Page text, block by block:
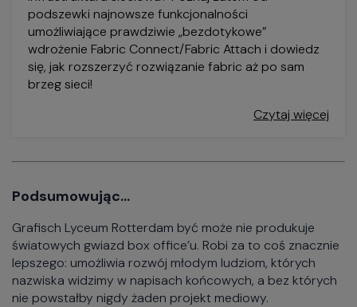
podszewki najnowsze funkcjonalności
umożliwiające prawdziwie „bezdotykowe”
wdrożenie Fabric Connect/Fabric Attach i dowiedz
się, jak rozszerzyć rozwiązanie fabric aż po sam
brzeg sieci!
Czytaj więcej
Podsumowując…
Grafisch Lyceum Rotterdam być może nie produkuje
światowych gwiazd box office’u. Robi za to coś znacznie
lepszego: umożliwia rozwój młodym ludziom, których
nazwiska widzimy w napisach końcowych, a bez których
nie powstałby nigdy żaden projekt mediowy.